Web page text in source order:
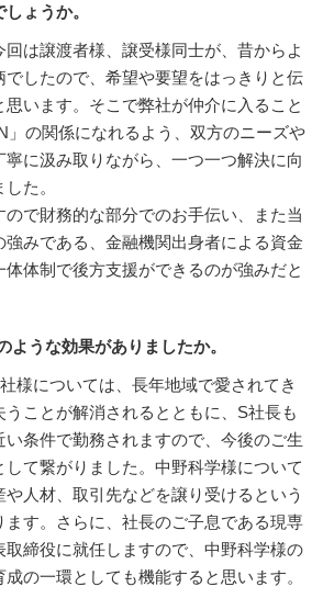
ょうか。
は譲渡者様、譲受様同士が、昔からよ
でしたので、希望や要望をはっきりと伝
思います。そこで弊社が仲介に入ること
」の関係になれるよう、双方のニーズや
に汲み取りながら、一つ一つ解決に向
た。
で財務的な部分でのお手伝い、また当
みである、金融機関出身者による資金
体制で後方支援ができるのが強みだと
うな効果がありましたか。
様については、長年地域で愛されてき
ことが解消されるとともに、S社長も
条件で勤務されますので、今後のご生
て繋がりました。中野科学様について
人材、取引先などを譲り受けるという
ます。さらに、社長のご子息である現専
締役に就任しますので、中野科学様の
の一環としても機能すると思います。